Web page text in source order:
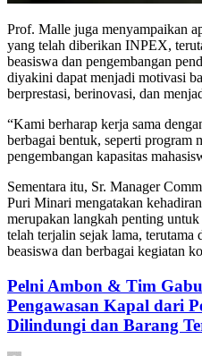
Prof. Malle juga menyampaikan
yang telah diberikan INPEX,
beasiswa dan pengembangan
diyakini dapat menjadi motivasi
berprestasi, berinovasi, dan
“Kami berharap kerja sama
berbagai bentuk, seperti program
pengembangan kapasitas
Sementara itu, Sr. Manager
Puri Minari mengatakan
merupakan langkah penting
telah terjalin sejak lama, terutama
beasiswa dan berbagai kegiatan
Pelni Ambon & Tim
Pengawasan Kapal dari
Dilindungi dan Barang